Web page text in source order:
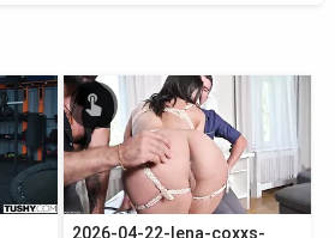
2026-04-22-lena-coxxs-